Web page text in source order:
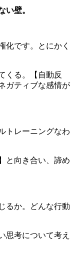
い壁。
化です。とにかく
くる。【自動反
ガティブな感情が
トレーニングなわ
と向き合い、諦め
るか。どんな行動
思考について考え